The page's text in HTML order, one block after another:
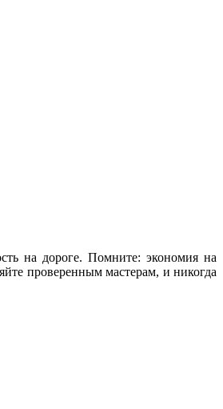
на дороге. Помните: экономия на
проверенным мастерам, и никогда